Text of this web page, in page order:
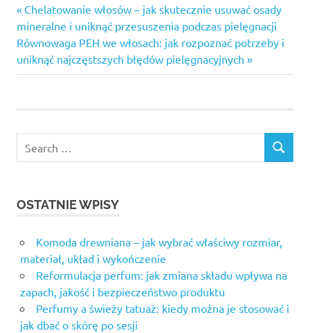
Nawigacja
wpisu
Previous
Post:
Chelatowanie włosów – jak skutecznie usuwać osady
mineralne i uniknąć przesuszenia podczas pielęgnacji
Next
Post:
Równowaga PEH we włosach: jak rozpoznać potrzeby i
uniknąć najczęstszych błędów pielęgnacyjnych
OSTATNIE WPISY
Komoda drewniana – jak wybrać właściwy rozmiar,
materiał, układ i wykończenie
Reformulacja perfum: jak zmiana składu wpływa na
zapach, jakość i bezpieczeństwo produktu
Perfumy a świeży tatuaż: kiedy można je stosować i
jak dbać o skórę po sesji